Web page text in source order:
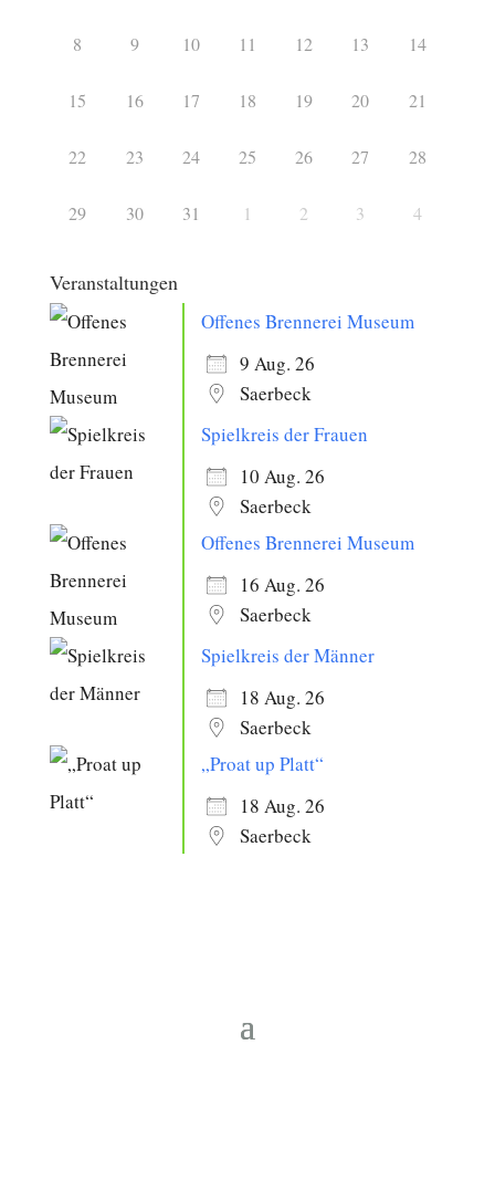
8 9 10 11 12 13 14
15 16 17 18 19 20 21
22 23 24 25 26 27 28
29 30 31 1 2 3 4
Veranstaltungen
Offenes Brennerei Museum
9 Aug. 26
Saerbeck
Spielkreis der Frauen
10 Aug. 26
Saerbeck
Offenes Brennerei Museum
16 Aug. 26
Saerbeck
Spielkreis der Männer
18 Aug. 26
Saerbeck
„Proat up Platt“
18 Aug. 26
Saerbeck